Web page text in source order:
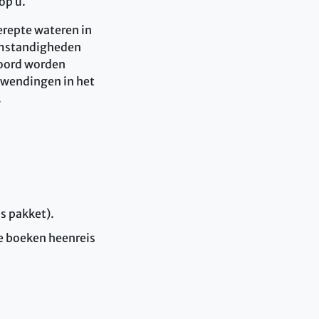
wateren in
worden
in het
pakket).
boeken heenreis